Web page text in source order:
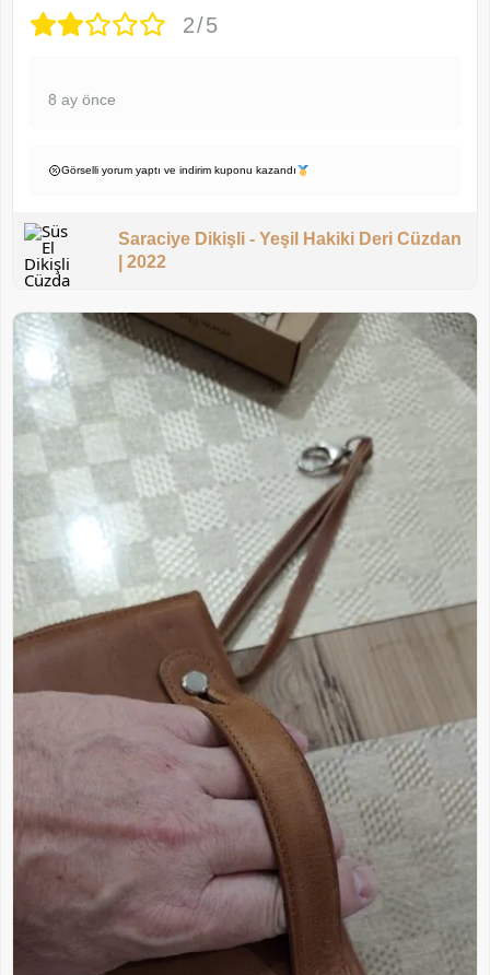
2/5
8 ay önce
Görselli yorum yaptı ve indirim kuponu kazandı
Saraciye Dikişli - Yeşil Hakiki Deri Cüzdan
| 2022